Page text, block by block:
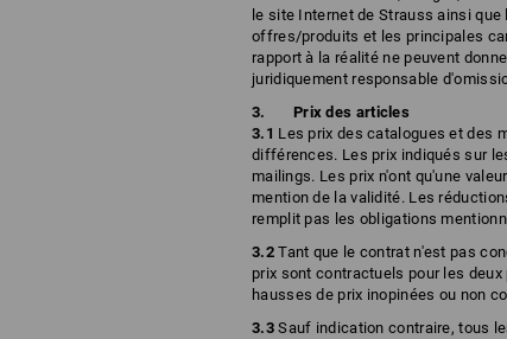
le site Internet de Strauss ainsi
offres/produits et les principales
rapport à la réalité ne peuvent
juridiquement responsable
Prix des articles
3.1 Les prix des catalogues et des
différences. Les prix indiqués sur
mailings. Les prix n'ont qu'une
mention de la validité. Les
remplit pas les obligations
3.2Tant que le contrat n'est pas
prix sont contractuels pour les
hausses de prix inopinées ou non
3.3Sauf indication contraire, tous